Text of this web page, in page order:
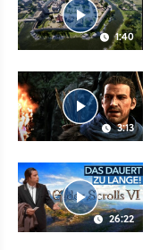
1:40
3:13
26:22